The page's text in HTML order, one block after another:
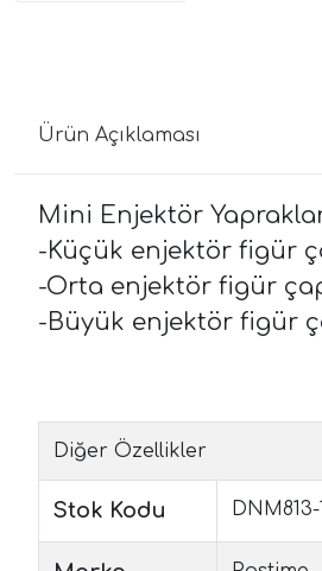
Ürün Açıklaması
Mini Enjektör
-Küçük enjektör figür
-Orta enjektör figür
-Büyük enjektör figür
Diğer Özellikler
Stok Kodu DNM813-